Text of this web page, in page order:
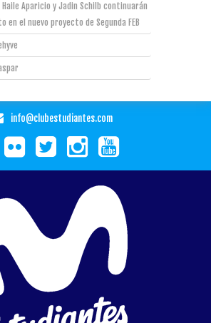
Haile Aparicio y Jadin Schilb continuarán
en el nuevo proyecto de Segunda FEB
info@clubestudiantes.com